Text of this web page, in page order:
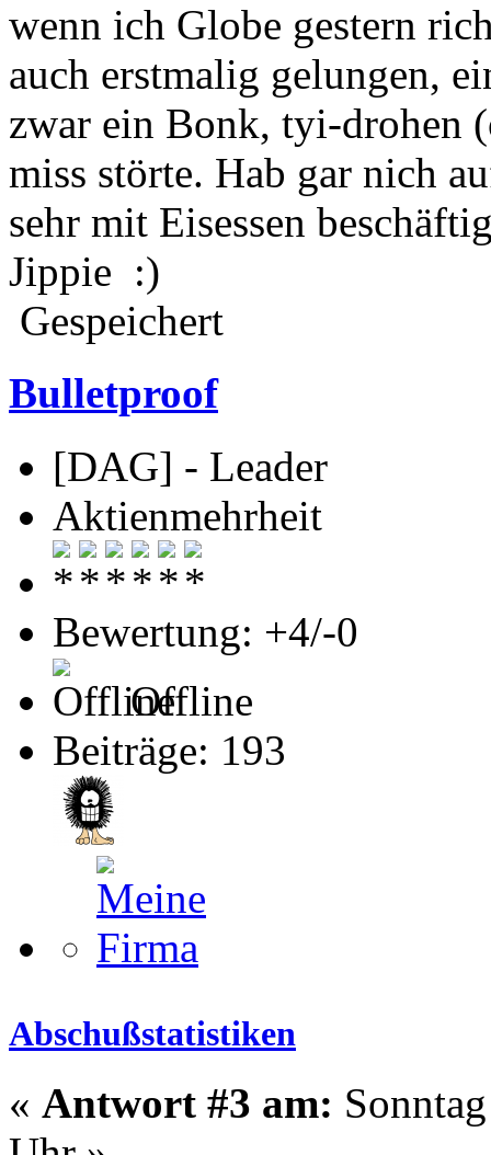
wenn ich Globe gestern
auch erstmalig gelungen,
zwar ein Bonk, tyi-drohen
miss störte. Hab gar nich
sehr mit Eisessen
Jippie :)
Gespeichert
Bulletproof
[DAG] - Leader
Aktienmehrheit
Bewertung: +4/-0
Offline
Beiträge: 193
Abschußstatistiken
« Antwort #3 am: